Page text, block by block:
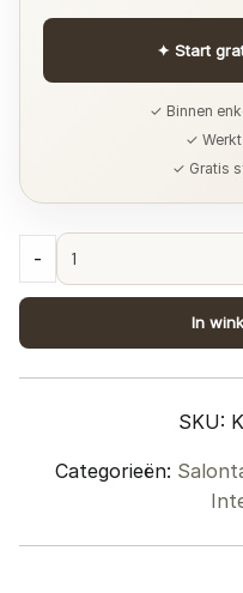
✦ Start
✓ Binnen
✓
✓ Gratis
80
cm
-
In
SKU:
Categorieën: